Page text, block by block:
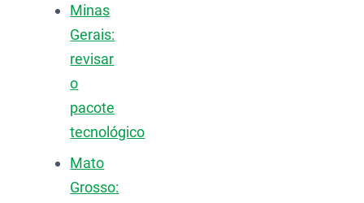
Minas
Gerais:
revisar
o
pacote
tecnológico
Mato
Grosso: